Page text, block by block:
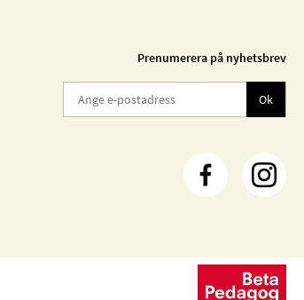
Prenumerera på nyhetsbrev
Ok